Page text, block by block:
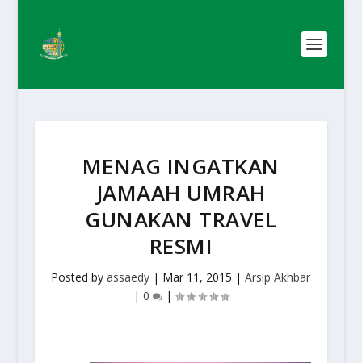
MENAG INGATKAN
JAMAAH UMRAH
GUNAKAN TRAVEL
RESMI
Posted byassaedy | Mar 11, 2015 |Arsip Akhbar
| 0 |